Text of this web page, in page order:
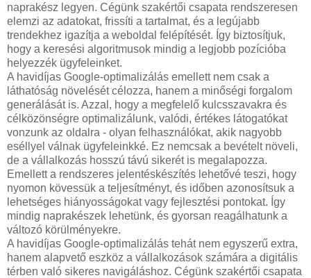
naprakész legyen. Cégünk szakértői csapata rendszeresen
elemzi az adatokat, frissíti a tartalmat, és a legújabb
trendekhez igazítja a weboldal felépítését. Így biztosítjuk,
hogy a keresési algoritmusok mindig a legjobb pozícióba
helyezzék ügyfeleinket.
A havidíjas Google-optimalizálás emellett nem csak a
láthatóság növelését célozza, hanem a minőségi forgalom
generálását is. Azzal, hogy a megfelelő kulcsszavakra és
célközönségre optimalizálunk, valódi, értékes látogatókat
vonzunk az oldalra - olyan felhasználókat, akik nagyobb
eséllyel válnak ügyfeleinkké. Ez nemcsak a bevételt növeli,
de a vállalkozás hosszú távú sikerét is megalapozza.
Emellett a rendszeres jelentéskészítés lehetővé teszi, hogy
nyomon kövessük a teljesítményt, és időben azonosítsuk a
lehetséges hiányosságokat vagy fejlesztési pontokat. Így
mindig naprakészek lehetünk, és gyorsan reagálhatunk a
változó körülményekre.
A havidíjas Google-optimalizálás tehát nem egyszerű extra,
hanem alapvető eszköz a vállalkozások számára a digitális
térben való sikeres navigáláshoz. Cégünk szakértői csapata